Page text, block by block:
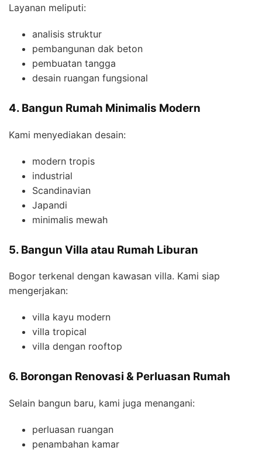
Layanan meliputi:
analisis struktur
pembangunan dak beton
pembuatan tangga
desain ruangan fungsional
4. Bangun Rumah Minimalis Modern
Kami menyediakan desain:
modern tropis
industrial
Scandinavian
Japandi
minimalis mewah
5. Bangun Villa atau Rumah Liburan
Bogor terkenal dengan kawasan villa. Kami siap
mengerjakan:
villa kayu modern
villa tropical
villa dengan rooftop
6. Borongan Renovasi & Perluasan Rumah
Selain bangun baru, kami juga menangani:
perluasan ruangan
penambahan kamar